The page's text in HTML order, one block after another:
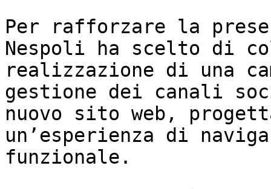
Per rafforzare la
Nespoli ha scelto di
realizzazione di una
gestione dei canali
nuovo sito web,
un’esperienza di
funzionale.